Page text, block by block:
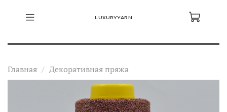
LUXURYYARN
Главная Декоративная пряжа